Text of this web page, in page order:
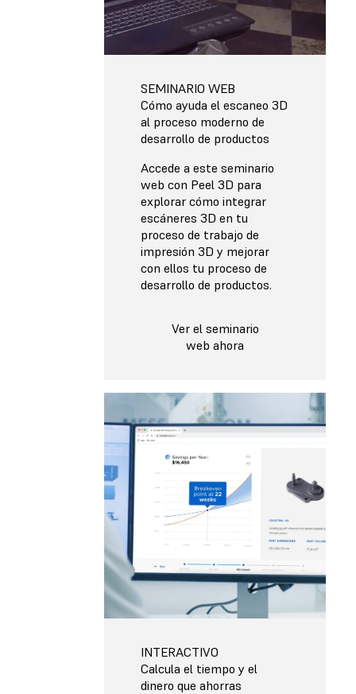
SEMINARIO WEB
Cómo ayuda el escaneo 3D
al proceso moderno de
desarrollo de productos
Accede a este seminario
web con Peel 3D para
explorar cómo integrar
escáneres 3D en tu
proceso de trabajo de
impresión 3D y mejorar
con ellos tu proceso de
desarrollo de productos.
Ver el seminario
web ahora
INTERACTIVO
Calcula el tiempo y el
dinero que ahorras